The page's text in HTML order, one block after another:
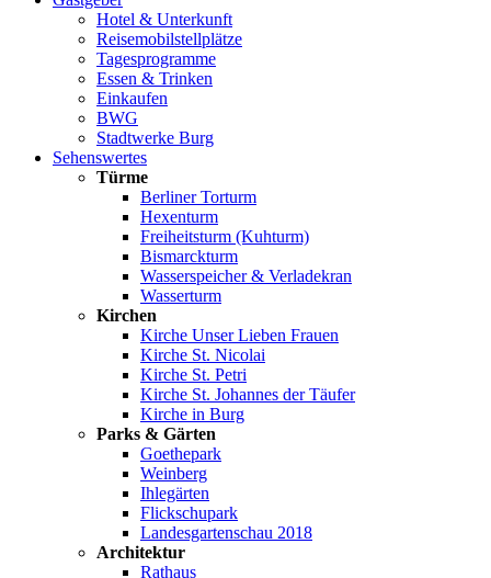
Hotel & Unterkunft
Reisemobilstellplätze
Tagesprogramme
Essen & Trinken
Einkaufen
BWG
Stadtwerke Burg
Sehenswertes
Türme
Berliner Torturm
Hexenturm
Freiheitsturm (Kuhturm)
Bismarckturm
Wasserspeicher & Verladekran
Wasserturm
Kirchen
Kirche Unser Lieben Frauen
Kirche St. Nicolai
Kirche St. Petri
Kirche St. Johannes der Täufer
Kirche in Burg
Parks & Gärten
Goethepark
Weinberg
Ihlegärten
Flickschupark
Landesgartenschau 2018
Architektur
Rathaus